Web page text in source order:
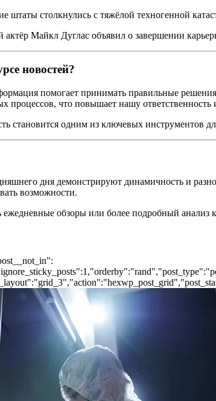
штаты столкнулись с тяжёлой техногенной
Майкл Дуглас объявил о завершении
новостей?
помогает принимать правильные
процессов, что повышает нашу
становится одним из ключевых инструментов
дня демонстрируют динамичность и
возможности.
ежедневные обзоры или более подробный анализ